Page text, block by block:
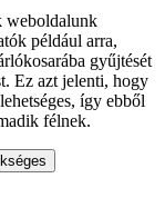
weboldalunk
például arra,
gyűjtését
Ez azt jelenti, hogy
így ebből
félnek.